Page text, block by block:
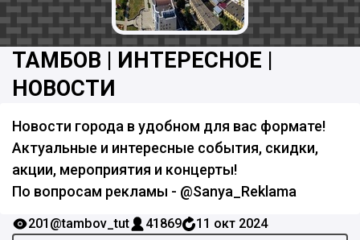
ТАМБОВ | ИНТЕРЕСНОЕ |
НОВОСТИ
Новости города в удобном для вас формате!
Актуальные и интересные события, скидки,
акции, мероприятия и концерты!
По вопросам рекламы - @Sanya_Reklama
201 @tambov_tut 41869 11 окт 2024